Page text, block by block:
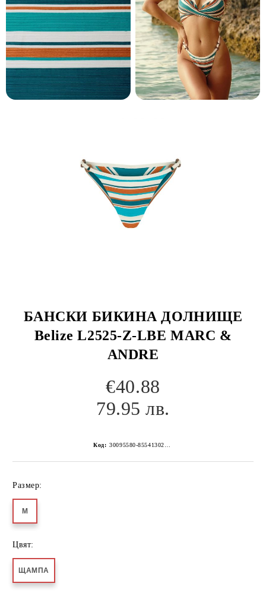
БАНСКИ БИКИНА ДОЛНИЩЕ
Belize L2525-Z-LBE MARC &
ANDRE
€40.88
79.95 лв.
Код: 30095580-8554130267152257573
Размер:
M
Цвят:
ЩАМПА